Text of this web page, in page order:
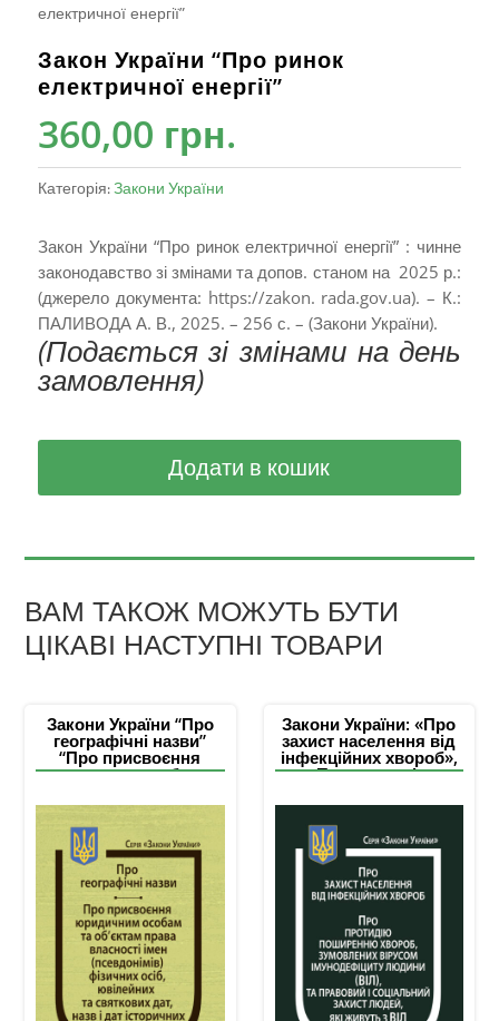
електричної енергії”
Закон України “Про ринок
електричної енергії”
360,00 грн.
Категорія: Закони України
Закон України “Про ринок електричної енергії” : чинне
законодавство зі змінами та допов. станом на 2025 р.:
(джерело документа: https://zakon. rada.gov.ua). – К.:
ПАЛИВОДА А. В., 2025. – 256 с. – (Закони України).
(Подається зі змінами на день
замовлення)
Додати в кошик
ВАМ ТАКОЖ МОЖУТЬ БУТИ
ЦІКАВІ НАСТУПНІ ТОВАРИ
Закони України “Про
географічні назви”
“Про присвоєння
юридичним особам та
власності імені
(псевдонім) фізичних
осіб, ювілейних та
святкових дат, назв і
дат історичних подій”
Закони України: «Про
захист населення від
інфекційних хвороб»,
«Про протидію
зумовлених вірусом
імунодефіциту
людини (ВІЛ), та
правовий і соціальний
захист людей, які
живуть з ВІЛ»